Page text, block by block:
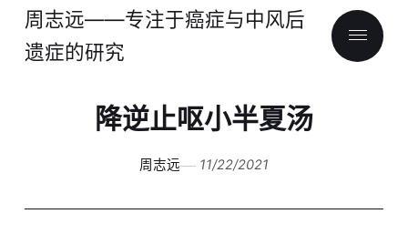
周志远——专注于癌症与中风后
遗症的研究
降逆止呕小半夏汤
周志远 11/22/2021